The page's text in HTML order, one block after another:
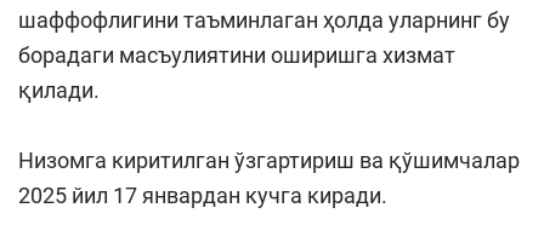
шаффофлигини таъминлаган ҳолда уларнинг бу
борадаги масъулиятини оширишга хизмат
қилади.
Низомга киритилган ўзгартириш ва қўшимчалар
2025 йил 17 январдан кучга киради.